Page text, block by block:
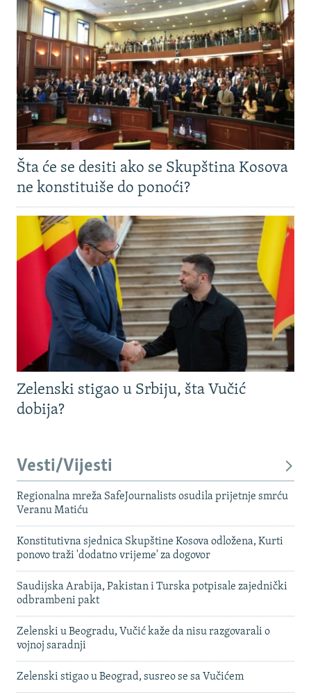
Šta će se desiti ako se Skupština Kosova
ne konstituiše do ponoći?
Zelenski stigao u Srbiju, šta Vučić
dobija?
Vesti/Vijesti
Regionalna mreža SafeJournalists osudila prijetnje smrću
Veranu Matiću
Konstitutivna sjednica Skupštine Kosova odložena, Kurti
ponovo traži 'dodatno vrijeme' za dogovor
Saudijska Arabija, Pakistan i Turska potpisale zajednički
odbrambeni pakt
Zelenski u Beogradu, Vučić kaže da nisu razgovarali o
vojnoj saradnji
Zelenski stigao u Beograd, susreo se sa Vučićem